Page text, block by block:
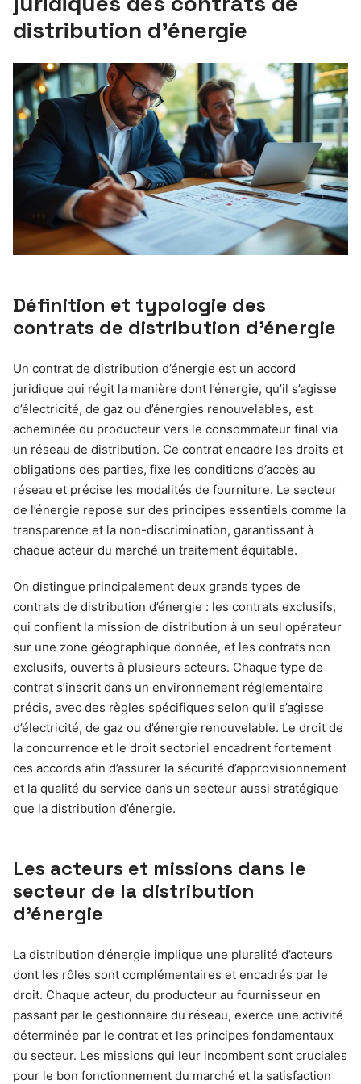
distribution d’énergie
Définition et typologie des
contrats de distribution d’énergie
Un contrat de distribution d’énergie est un accord
juridique qui régit la manière dont l’énergie, qu’il s’agisse
d’électricité, de gaz ou d’énergies renouvelables, est
acheminée du producteur vers le consommateur final via
un réseau de distribution. Ce contrat encadre les droits et
obligations des parties, fixe les conditions d’accès au
réseau et précise les modalités de fourniture. Le secteur
de l’énergie repose sur des principes essentiels comme la
transparence et la non-discrimination, garantissant à
chaque acteur du marché un traitement équitable.
On distingue principalement deux grands types de
contrats de distribution d’énergie : les contrats exclusifs,
qui confient la mission de distribution à un seul opérateur
sur une zone géographique donnée, et les contrats non
exclusifs, ouverts à plusieurs acteurs. Chaque type de
contrat s’inscrit dans un environnement réglementaire
précis, avec des règles spécifiques selon qu’il s’agisse
d’électricité, de gaz ou d’énergie renouvelable. Le droit de
la concurrence et le droit sectoriel encadrent fortement
ces accords afin d’assurer la sécurité d’approvisionnement
et la qualité du service dans un secteur aussi stratégique
que la distribution d’énergie.
Les acteurs et missions dans le
secteur de la distribution
d’énergie
La distribution d’énergie implique une pluralité d’acteurs
dont les rôles sont complémentaires et encadrés par le
droit. Chaque acteur, du producteur au fournisseur en
passant par le gestionnaire du réseau, exerce une activité
déterminée par le contrat et les principes fondamentaux
du secteur. Les missions qui leur incombent sont cruciales
pour le bon fonctionnement du marché et la satisfaction